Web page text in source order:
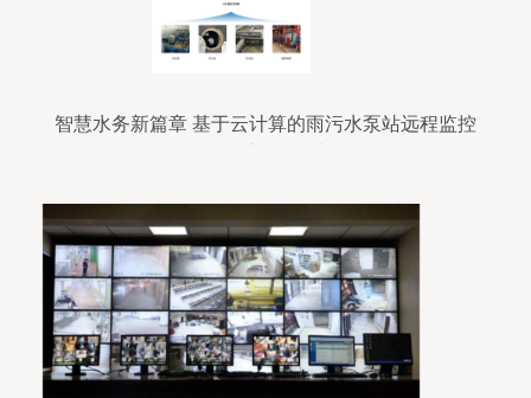
智慧水务新篇章 基于云计算的雨污水泵站远程监控